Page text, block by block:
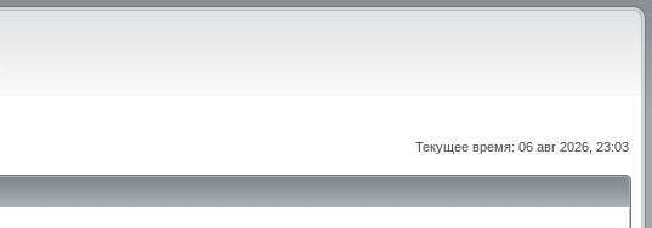
Текущее время: 06 авг 2026, 23:03